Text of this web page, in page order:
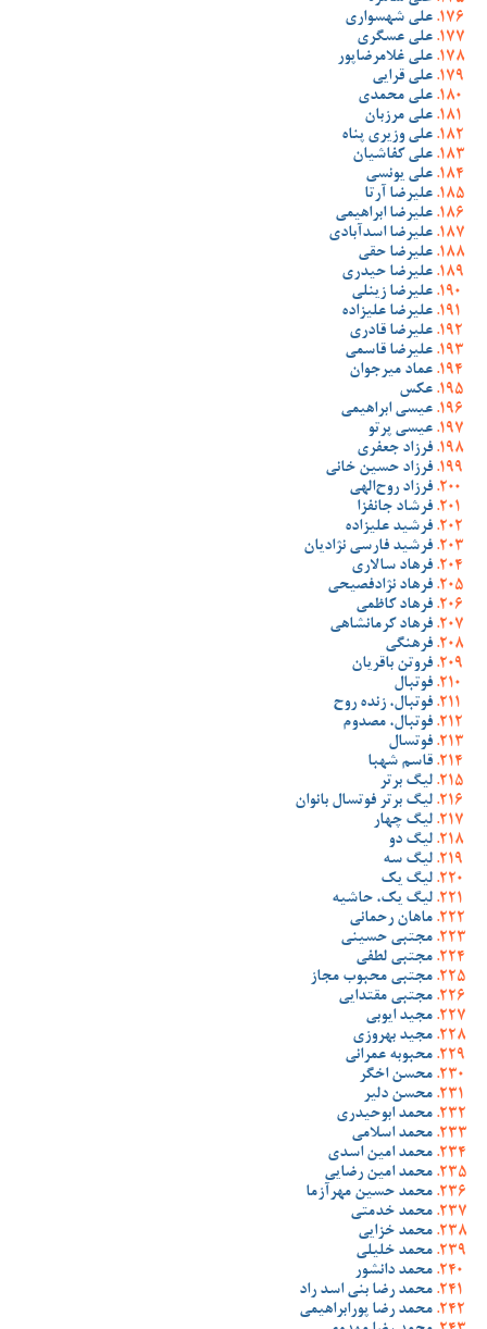
علی شهسواری
علی عسگری
علی غلامرضاپور
علی قرایی
علی محمدی
علی مرزبان
علی وزیری پناه
علی کفاشیان
علی یونسی
علیرضا آرتا
علیرضا ابراهیمی
علیرضا اسدآبادی
علیرضا حقی
علیرضا حیدری
علیرضا زینلی
علیرضا علیزاده
علیرضا قادری
علیرضا قاسمی
عماد میرجوان
عکس
عیسی ابراهیمی
عیسی پرتو
فرزاد جعفری
فرزاد حسین خانی
فرزاد روح‌الهی
فرشاد جانفزا
فرشید علیزاده
فرشید فارسی نژادیان
فرهاد سالاری
فرهاد نژادفصیحی
فرهاد کاظمی
فرهاد کرمانشاهی
فرهنگی
فروتن باقریان
فوتبال
فوتبال، زنده روح
فوتبال، مصدوم
فوتسال
قاسم شهبا
لیگ برتر
لیگ برتر فوتسال بانوان
لیگ چهار
لیگ دو
لیگ سه
لیگ یک
لیگ یک، حاشیه
ماهان رحمانی
مجتبی حسینی
مجتبی لطفی
مجتبی محبوب مجاز
مجتبی مقتدایی
مجید ایوبی
مجید بهروزی
محبوبه عمرانی
محسن اخگر
محسن دلیر
محمد ابوحیدری
محمد اسلامی
محمد امین اسدی
محمد امین رضایی
محمد حسین مهرآزما
محمد خدمتی
محمد خزایی
محمد خلیلی
محمد دانشور
محمد رضا بنی اسد راد
محمد رضا پورابراهیمی